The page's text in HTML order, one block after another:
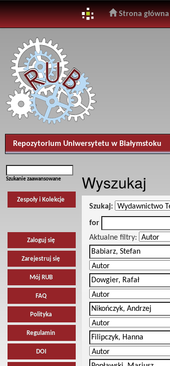
navigation
Strona główna
Repozytorium Uniwersytetu w Białymstoku
Szukanie zaawansowane
Zespoły i Kolekcje
Zaloguj się
Zarejestruj się
Mój RUB
FAQ
Polityka
Regulamin
DOI
Wyszukaj
Szukaj:
for
Aktualne filtry: